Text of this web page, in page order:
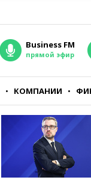
Business FM
прямой эфир
КОМПАНИИ